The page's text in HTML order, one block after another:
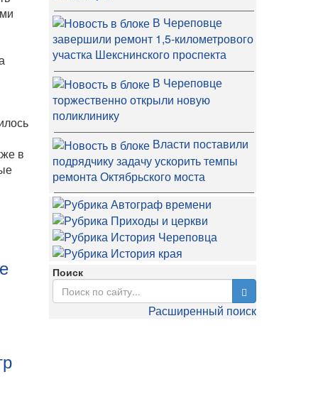
в
В Череповце
завершили ремонт 1,5-километрового
участка Шекснинского проспекта
В Череповце
торжественно открыли новую
поликлинику
Власти поставили
подрядчику задачу ускорить темпы
ремонта Октябрьского моста
Поиск
Расширенный поиск